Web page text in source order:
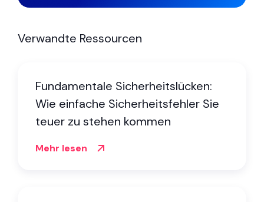
Verwandte Ressourcen
Fundamentale Sicherheitslücken:
Wie einfache Sicherheitsfehler Sie
teuer zu stehen kommen
Mehr lesen